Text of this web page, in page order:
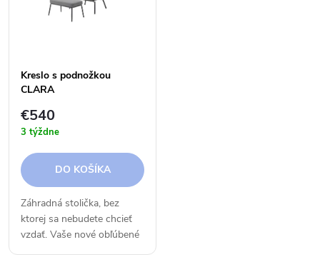
e
p
o
d
s
p
o
d
Kreslo s podnožkou
CLARA
€540
3 týždne
DO KOŠÍKA
Záhradná stolička, bez
ktorej sa nebudete chcieť
vzdať. Vaše nové obľúbené